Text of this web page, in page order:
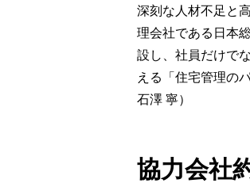
深刻な人材不足と
理会社である日本
設し、社員だけで
える「住宅管理の
石澤 寧）
協力会社